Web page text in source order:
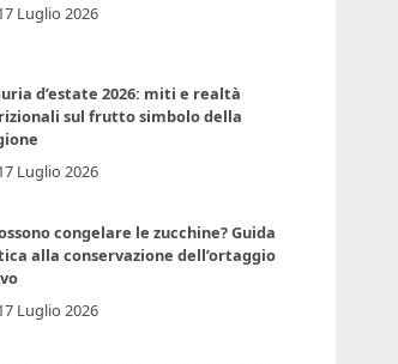
Luglio 2026
d’estate 2026: miti e realtà
sul frutto simbolo della
Luglio 2026
congelare le zucchine? Guida
alla conservazione dell’ortaggio
Luglio 2026